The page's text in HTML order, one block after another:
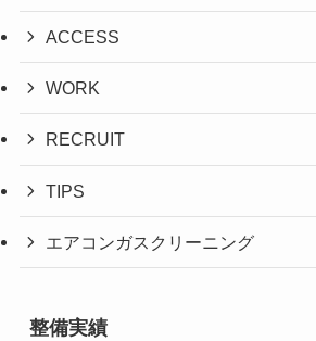
ACCESS
WORK
RECRUIT
TIPS
エアコンガスクリーニング
整備実績